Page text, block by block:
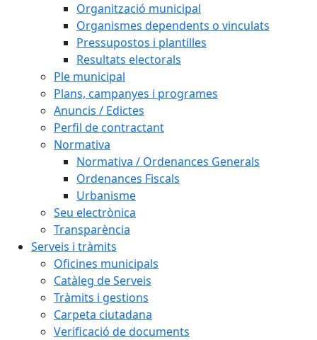
Organització municipal
Organismes dependents o vinculats
Pressupostos i plantilles
Resultats electorals
Ple municipal
Plans, campanyes i programes
Anuncis / Edictes
Perfil de contractant
Normativa
Normativa / Ordenances Generals
Ordenances Fiscals
Urbanisme
Seu electrònica
Transparència
Serveis i tràmits
Oficines municipals
Catàleg de Serveis
Tràmits i gestions
Carpeta ciutadana
Verificació de documents